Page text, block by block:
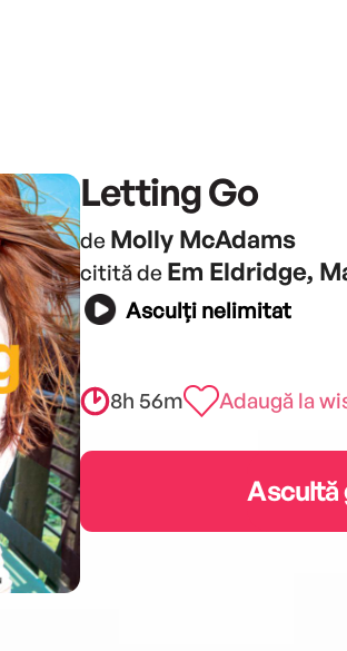
Letting Go
de Molly McAdams
citită de Em Eldridge,
Asculți nelimitat
8h 56m Adaugă la
Ascultă